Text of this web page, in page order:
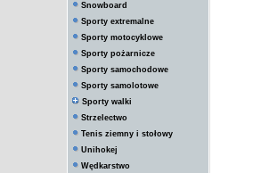
Snowboard
Sporty extremalne
Sporty motocyklowe
Sporty pożarnicze
Sporty samochodowe
Sporty samolotowe
Sporty walki
Strzelectwo
Tenis ziemny i stołowy
Unihokej
Wędkarstwo